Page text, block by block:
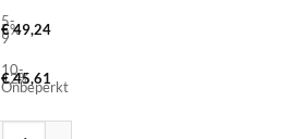
5-
9
5%
€49,24
10-
Onbeperkt
12%
€45,61